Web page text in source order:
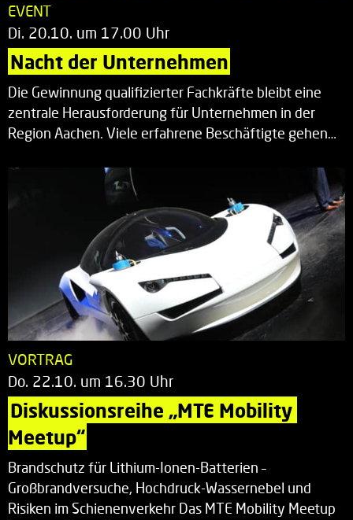
EVENT
Di. 20.10. um 17.00 Uhr
Nacht der Unternehmen
Die Gewinnung qualifizierter Fachkräfte bleibt eine
zentrale Herausforderung für Unternehmen in der
Region Aachen. Viele erfahrene Beschäftigte gehen…
VORTRAG
Do. 22.10. um 16.30 Uhr
Diskussionsreihe „MTE Mobility
Meetup“
Brandschutz für Lithium-Ionen-Batterien –
Großbrandversuche, Hochdruck-Wassernebel und
Risiken im Schienenverkehr Das MTE Mobility Meetup